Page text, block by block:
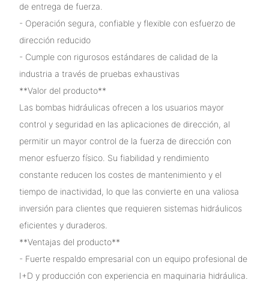
de entrega de fuerza.
- Operación segura, confiable y flexible con esfuerzo de
dirección reducido
- Cumple con rigurosos estándares de calidad de la
industria a través de pruebas exhaustivas
**Valor del producto**
Las bombas hidráulicas ofrecen a los usuarios mayor
control y seguridad en las aplicaciones de dirección, al
permitir un mayor control de la fuerza de dirección con
menor esfuerzo físico. Su fiabilidad y rendimiento
constante reducen los costes de mantenimiento y el
tiempo de inactividad, lo que las convierte en una valiosa
inversión para clientes que requieren sistemas hidráulicos
eficientes y duraderos.
**Ventajas del producto**
- Fuerte respaldo empresarial con un equipo profesional de
I+D y producción con experiencia en maquinaria hidráulica.